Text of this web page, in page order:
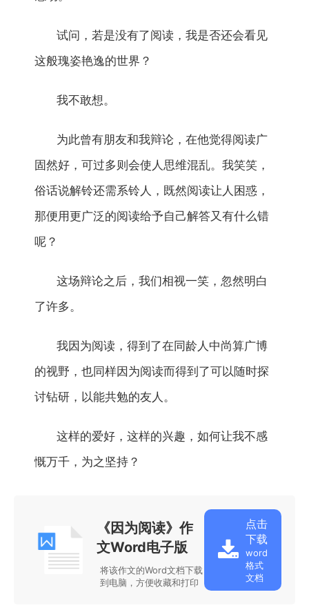
试问，若是没有了阅读，我是否还会看见
这般瑰姿艳逸的世界？
我不敢想。
为此曾有朋友和我辩论，在他觉得阅读广
固然好，可过多则会使人思维混乱。我笑笑，
俗话说解铃还需系铃人，既然阅读让人困惑，
那便用更广泛的阅读给予自己解答又有什么错
呢？
这场辩论之后，我们相视一笑，忽然明白
了许多。
我因为阅读，得到了在同龄人中尚算广博
的视野，也同样因为阅读而得到了可以随时探
讨钻研，以能共勉的友人。
这样的爱好，这样的兴趣，如何让我不感
慨万千，为之坚持？
《因为阅读》作
文Word电子版
将该作文的Word文档下载
到电脑，方便收藏和打印
点击
下载
word
格式
文档